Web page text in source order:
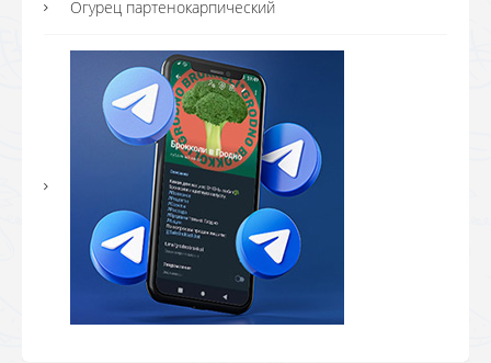
Огурец партенокарпический